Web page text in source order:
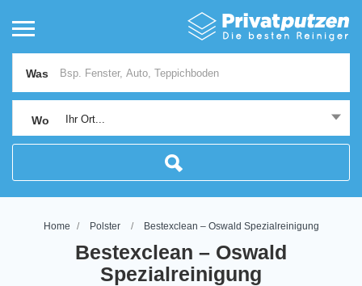
Was
Wo Ihr Ort...
Home Polster Bestexclean – Oswald Spezialreinigung
Bestexclean – Oswald
Spezialreinigung